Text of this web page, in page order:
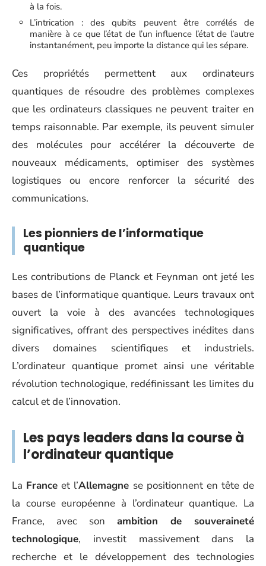
à la fois.
L’intrication : des qubits peuvent être corrélés de
manière à ce que l’état de l’un influence l’état de l’autre
instantanément, peu importe la distance qui les sépare.
Ces propriétés permettent aux ordinateurs
quantiques de résoudre des problèmes complexes
que les ordinateurs classiques ne peuvent traiter en
temps raisonnable. Par exemple, ils peuvent simuler
des molécules pour accélérer la découverte de
nouveaux médicaments, optimiser des systèmes
logistiques ou encore renforcer la sécurité des
communications.
Les pionniers de l’informatique
quantique
Les contributions de Planck et Feynman ont jeté les
bases de l’informatique quantique. Leurs travaux ont
ouvert la voie à des avancées technologiques
significatives, offrant des perspectives inédites dans
divers domaines scientifiques et industriels.
L’ordinateur quantique promet ainsi une véritable
révolution technologique, redéfinissant les limites du
calcul et de l’innovation.
Les pays leaders dans la course à
l’ordinateur quantique
La France et l’Allemagne se positionnent en tête de
la course européenne à l’ordinateur quantique. La
France, avec son ambition de souveraineté
technologique, investit massivement dans la
recherche et le développement des technologies